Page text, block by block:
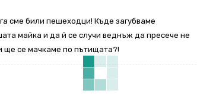
сме били пешеходци! Къде загубваме
майка и да й се случи веднъж да пресече не
ще се мачкаме по пътищата?!